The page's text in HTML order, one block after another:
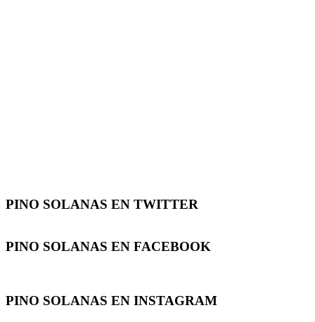
PINO SOLANAS EN TWITTER
PINO SOLANAS EN FACEBOOK
PINO SOLANAS EN INSTAGRAM